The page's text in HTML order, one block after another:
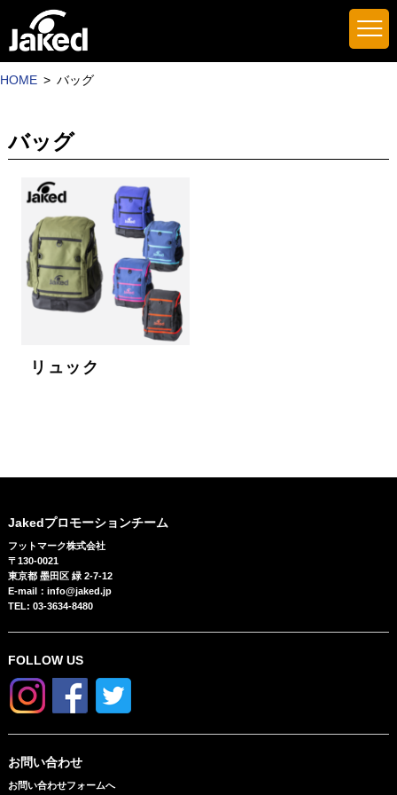
HOME バッグ
バッグ
リュック
Jakedプロモーションチーム
フットマーク株式会社
〒130-0021
東京都 墨田区 緑 2-7-12
E-mail：info@jaked.jp
TEL: 03-3634-8480
FOLLOW US
お問い合わせ
お問い合わせフォームへ